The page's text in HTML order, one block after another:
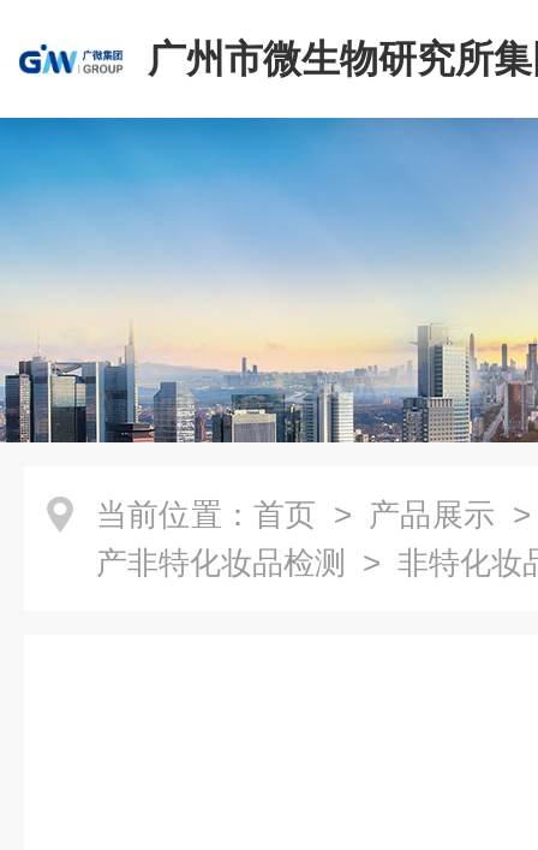
广州市微生物研究所
有限公司
当前位置： 首页 > 产品展示
产非特化妆品检测
> 非特化妆